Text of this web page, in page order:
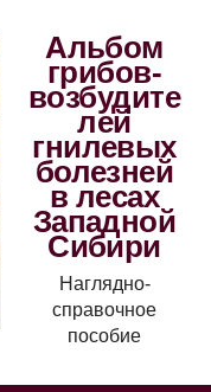
Альбом
грибов-
возбудите
лей
гнилевых
болезней
в лесах
Западной
Сибири
Наглядно-
справочное
пособие